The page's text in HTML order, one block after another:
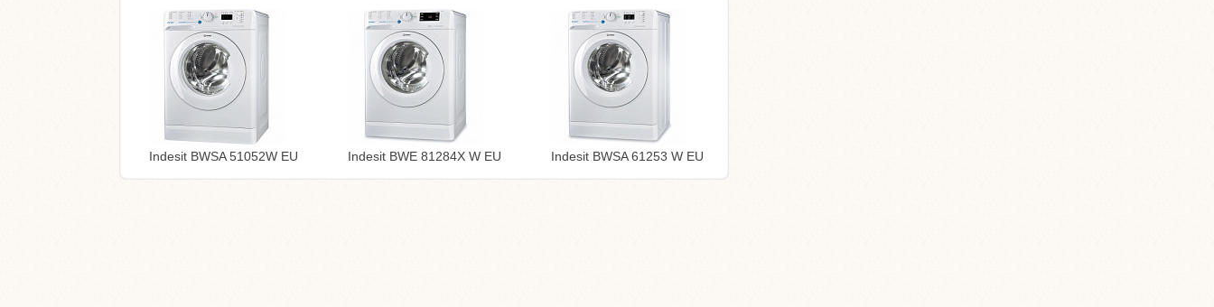
Indesit BWSA 51052W EU Indesit BWE 81284X W EU Indesit BWSA 61253 W EU